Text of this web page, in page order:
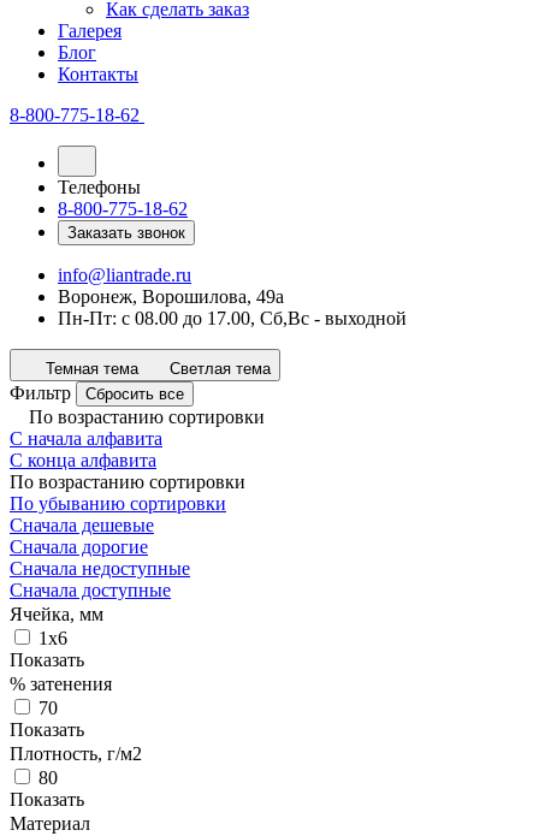
Как сделать заказ
Галерея
Блог
Контакты
8-800-775-18-62
Телефоны
8-800-775-18-62
Заказать звонок
info@liantrade.ru
Воронеж, Ворошилова, 49а
Пн-Пт: c 08.00 до 17.00, Cб,Вс - выходной
Темная тема Светлая тема
Фильтр Сбросить все
По возрастанию сортировки
С начала алфавита
С конца алфавита
По возрастанию сортировки
По убыванию сортировки
Сначала дешевые
Сначала дорогие
Сначала недоступные
Сначала доступные
Ячейка, мм
1х6
Показать
% затенения
70
Показать
Плотность, г/м2
80
Показать
Материал